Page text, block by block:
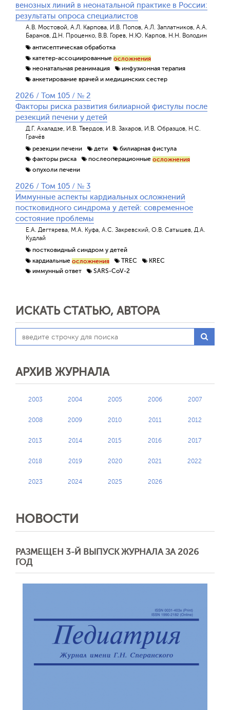
венозных линий в неонатальной практике в России:
результаты опроса специалистов
А.В. Мостовой, А.Л. Карпова, И.В. Попов, А.Л. Заплатников, А.А.
Баранов, Д.Н. Проценко, В.В. Горев, Н.Ю. Карпов, Н.Н. Володин
антисептическая обработка
катетер-ассоциированные осложнения
неонатальная реанимация
инфузионная терапия
анкетирование врачей и медицинских сестер
2026 / Том 105 / № 2
Факторы риска развития билиарной фистулы после
резекций печени у детей
Д.Г. Ахаладзе, И.В. Твердов, И.В. Захаров, И.В. Образцов, Н.С.
Грачёв
резекции печени
дети
билиарная фистула
факторы риска
послеоперационные осложнения
опухоли печени
2026 / Том 105 / № 3
Иммунные аспекты кардиальных осложнений
постковидного синдрома у детей: современное
состояние проблемы
Е.А. Дегтярева, М.А. Куфа, А.С. Закревский, О.В. Сатышев, Д.А.
Кудлай
постковидный синдром у детей
кардиальные осложнения TREC
KREC
иммунный ответ
SARS-CoV-2
ИСКАТЬ СТАТЬЮ, АВТОРА
АРХИВ ЖУРНАЛА
2003 2004 2005 2006 2007
2008 2009 2010 2011 2012
2013 2014 2015 2016 2017
2018 2019 2020 2021 2022
2023 2024 2025 2026
НОВОСТИ
РАЗМЕЩЕН 3-Й ВЫПУСК ЖУРНАЛА ЗА 2026
ГОД